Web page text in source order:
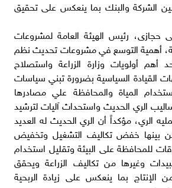
الشركة والبنك بما ينعكس على تحقيق
حجازى، رئيس الهيئة العامة لمشروعات
أهمية التوسع في مشروعات تحديث نظم
أهم أولويات وزارة الزراعة واستصلاح
القيادة السياسية بضرورة تبني سياسات
المياة والمحافظة علي مصادرها
الري الحديث واستحداث آليات لترشيد
الري، مؤكداً أن الري الحديث له العديد
بينها خفض تكاليف التشغيل وتخفيض
للمحافظة على البيئة وتقليل استخدام
وغيرها من تكاليف الزراعة ويحقق
بما ينعكس على زيادة الربحية